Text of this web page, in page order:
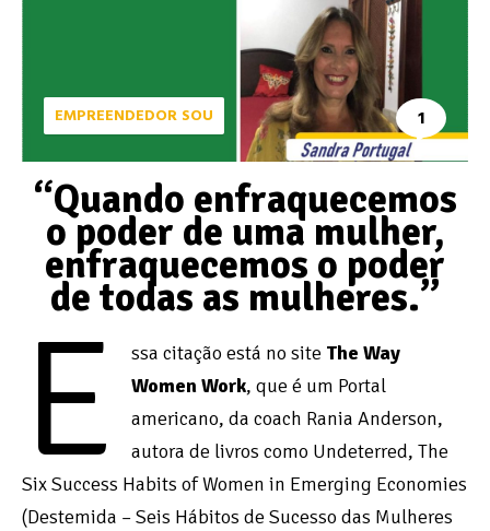
EMPREENDEDOR SOU 1
“Quando enfraquecemos
o poder de uma mulher,
enfraquecemos o poder
de todas as mulheres.”
E ssa citação está no site The Way
Women Work, que é um Portal
americano, da coach Rania Anderson,
autora de livros como Undeterred, The
Six Success Habits of Women in Emerging Economies
(Destemida – Seis Hábitos de Sucesso das Mulheres